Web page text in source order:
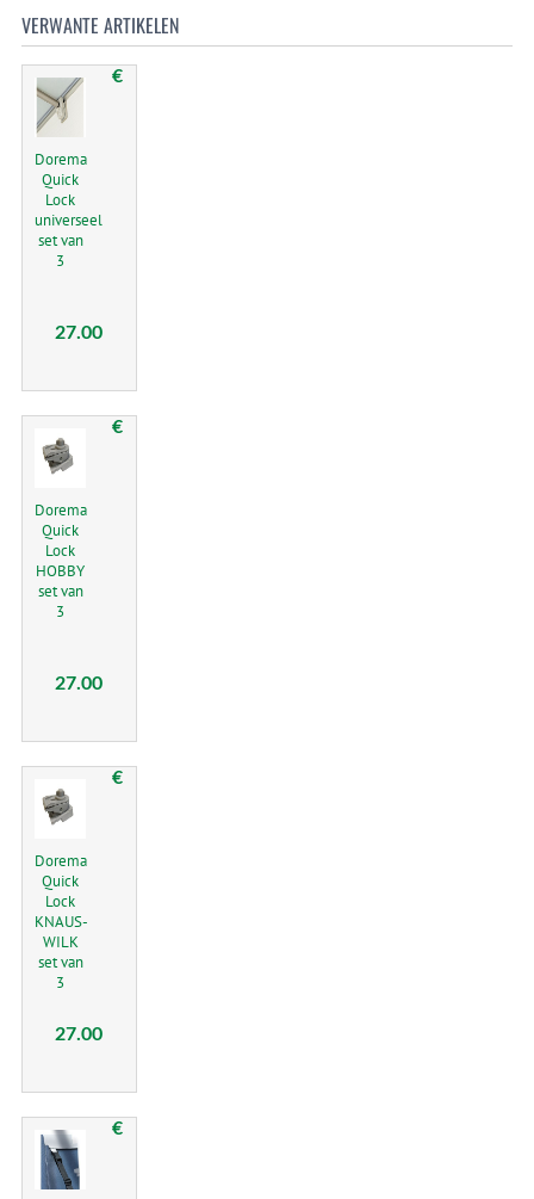
VERWANTE ARTIKELEN
Dorema
Quick
Lock
universeel
set van
3
€
27.00
Dorema
Quick
Lock
HOBBY
set van
3
€
27.00
Dorema
Quick
Lock
KNAUS-
WILK
set van
3
€
27.00
€